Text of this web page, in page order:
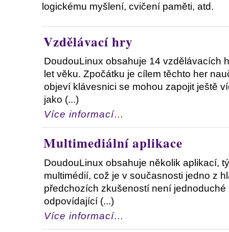
logickému myšlení, cvičení paměti, atd.
Vzdělávací hry
DoudouLinux obsahuje 14 vzdělávacích
let věku. Zpočátku je cílem těchto her
objeví klávesnici se mohou zapojit ještě
jako (...)
Více informací…
Multimediální aplikace
DoudouLinux obsahuje několik aplikací,
multimédií, což je v současnosti jedno z
předchozích zkušeností není
odpovídající (...)
Více informací…